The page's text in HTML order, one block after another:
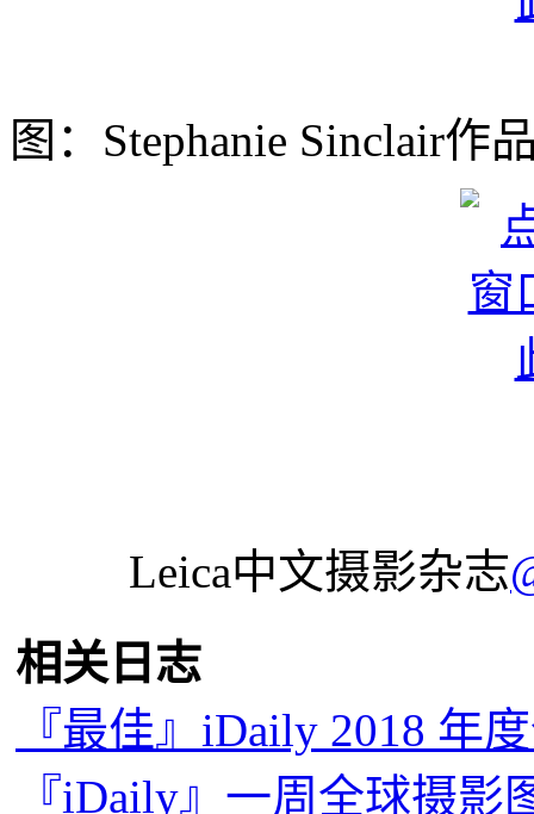
图：Stephanie Sinclair作
Leica中文摄影杂志
相关日志
『最佳』iDaily 2018 年
『iDaily』一周全球摄影